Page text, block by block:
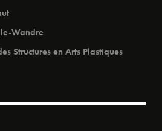
Wandre
Structures en Arts Plastiques